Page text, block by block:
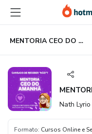
para
conteúdo
principal
para
pagamento
para
rodapé
MENTORIA CEO DO AMANHÃ ✨
Nath
Formato: Cursos Online e